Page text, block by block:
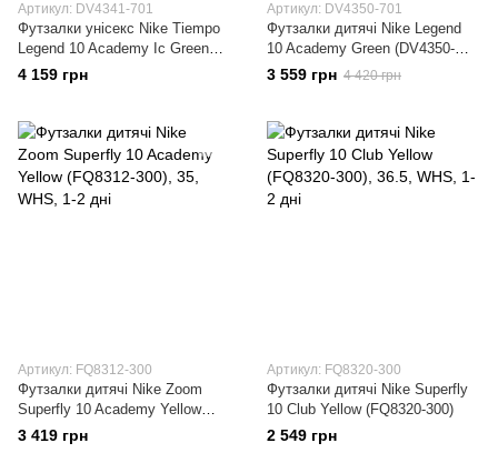
Артикул: DV4341-701
Футзалки унісекс Nike Tiempo
Legend 10 Academy Ic Green
(DV4341-701)
4 159 грн
Артикул: DV4350-701
Футзалки дитячі Nike Legend
10 Academy Green (DV4350-
701)
3 559 грн 4 420 грн
Артикул: FQ8312-300
Футзалки дитячі Nike Zoom
Superfly 10 Academy Yellow
(FQ8312-300)
3 419 грн
Артикул: FQ8320-300
Футзалки дитячі Nike Superfly
10 Club Yellow (FQ8320-300)
2 549 грн